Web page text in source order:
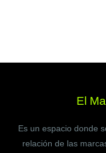
El
Es un espacio donde
relación de las